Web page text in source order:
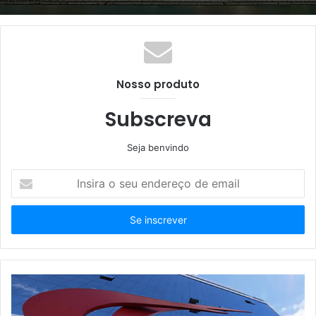
Nosso produto
Subscreva
Seja benvindo
seu
de
email